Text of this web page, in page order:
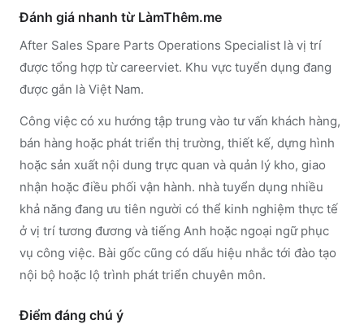
Đánh giá nhanh từ LàmThêm.me
After Sales Spare Parts Operations Specialist là vị trí
được tổng hợp từ careerviet. Khu vực tuyển dụng đang
được gắn là Việt Nam.
Công việc có xu hướng tập trung vào tư vấn khách hàng,
bán hàng hoặc phát triển thị trường, thiết kế, dựng hình
hoặc sản xuất nội dung trực quan và quản lý kho, giao
nhận hoặc điều phối vận hành. nhà tuyển dụng nhiều
khả năng đang ưu tiên người có thể kinh nghiệm thực tế
ở vị trí tương đương và tiếng Anh hoặc ngoại ngữ phục
vụ công việc. Bài gốc cũng có dấu hiệu nhắc tới đào tạo
nội bộ hoặc lộ trình phát triển chuyên môn.
Điểm đáng chú ý